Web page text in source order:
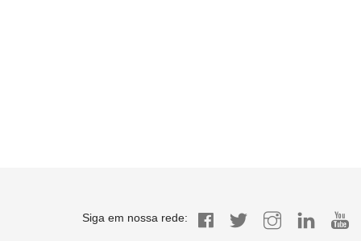
Siga em nossa rede: